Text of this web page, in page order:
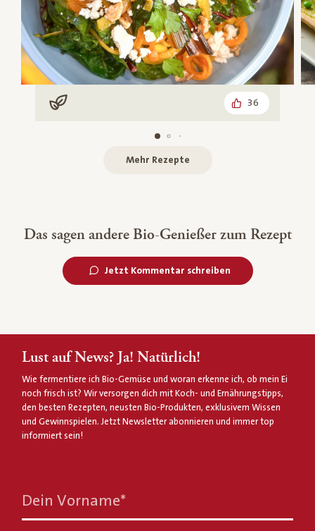
Vegan 36
Mehr Rezepte
Das sagen andere Bio-Genießer zum Rezept
Jetzt Kommentar schreiben
Lust auf News? Ja! Natürlich!
Wie fermentiere ich Bio-Gemüse und woran erkenne ich, ob mein Ei
noch frisch ist? Wir versorgen dich mit Koch- und Ernährungstipps,
den besten Rezepten, neusten Bio-Produkten, exklusivem Wissen
und Gewinnspielen. Jetzt Newsletter abonnieren und immer top
informiert sein!
Dein Vorname*